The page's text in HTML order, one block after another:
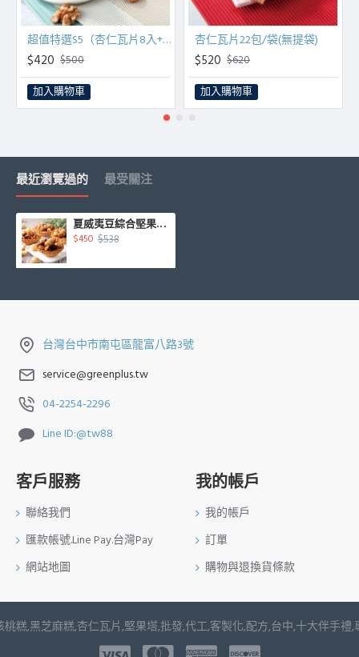
超值特選S5（杏仁瓦片8入+南棗核桃糕200g）
$420 $500
加入購物車
杏仁瓦片22包/袋(無提袋)
$520 $620
加入購物車
最近瀏覽過的 最受關注
夏威夷豆綜合堅果塔10入/盒
$450 $538
台灣台中市南屯區龍富八路3號
service@greenplus.tw
04-2254-2296
Line ID:@tw88
客戶服務
聯絡我們
匯款帳號.Line Pay.台灣Pay
網站地圖
我的帳戶
我的帳戶
訂單
購物與退換貨條款
桃糕,黑芝麻糕,杏仁瓦片,堅果塔,批發,代工,客製化,配方,台中,十大伴手禮,